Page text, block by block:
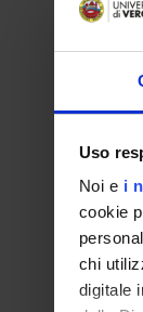
Uso
Noi e i
cookie
chi
digitale